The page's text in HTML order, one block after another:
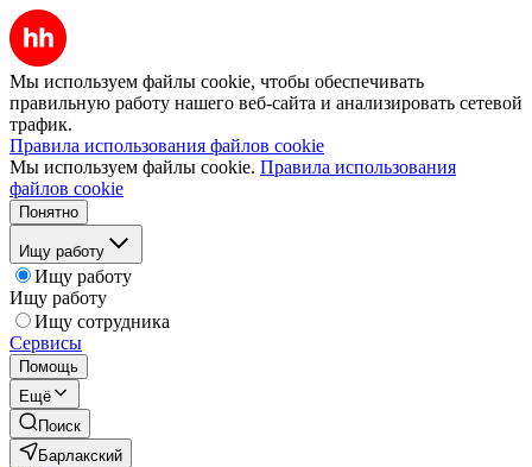
Мы используем файлы cookie, чтобы обеспечивать
правильную работу нашего веб-сайта и анализировать сетевой
трафик.
Правила использования файлов cookie
Мы используем файлы cookie. Правила использования
файлов cookie
Понятно
Ищу работу
Ищу работу
Ищу работу
Ищу сотрудника
Сервисы
Помощь
Ещё
Поиск
Барлакский